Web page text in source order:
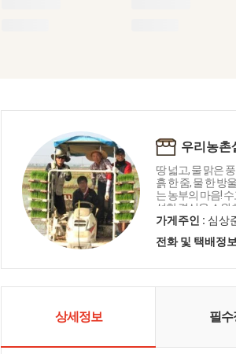
우리농촌
땅 넓고, 물 맑은
흙 한 줌, 물 한 방
는 농부의 마음!
성한 결실을 소원
을 담습니다 '우리
네트워크' 는 사
국내산 친환경 제
가게주인 : 심상
전화 및 택배정보
상세정보 필수